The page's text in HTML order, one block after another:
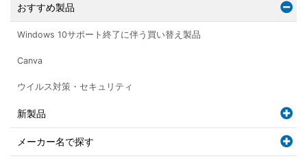
おすすめ製品
Windows 10サポート終了に伴う買い替え製品
Canva
ウイルス対策・セキュリティ
新製品
メーカー名で探す